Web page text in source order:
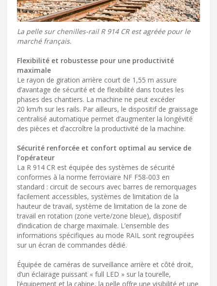
La pelle sur chenilles-rail R 914 CR est agréée pour le
marché français.
Flexibilité et robustesse pour une productivité
maximale
Le rayon de giration arrière court de 1,55 m assure
d’avantage de sécurité et de flexibilité dans toutes les
phases des chantiers. La machine ne peut excéder
20 km/h sur les rails. Par ailleurs, le dispositif de graissage
centralisé automatique permet d’augmenter la longévité
des pièces et d’accroître la productivité de la machine.
Sécurité renforcée et confort optimal au service de
l’opérateur
La R 914 CR est équipée des systèmes de sécurité
conformes à la norme ferroviaire NF F58-003 en
standard : circuit de secours avec barres de remorquages
facilement accessibles, systèmes de limitation de la
hauteur de travail, système de limitation de la zone de
travail en rotation (zone verte/zone bleue), dispositif
d’indication de charge maximale. L’ensemble des
informations spécifiques au mode RAIL sont regroupées
sur un écran de commandes dédié.
Équipée de caméras de surveillance arrière et côté droit,
d’un éclairage puissant « full LED » sur la tourelle,
l’équipement et la cabine, la pelle offre une visibilité et une